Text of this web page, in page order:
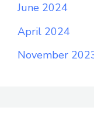
June 2024
April 2024
November